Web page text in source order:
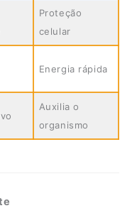
Proteção
celular
Energia rápida
Auxilia o
organismo